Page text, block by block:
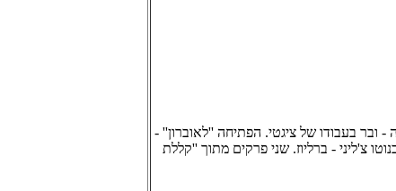
הפתיחה ל''פריישיץ'' - ובר. סונטה מס. 3 ברה - ובר בעבודו של ציגטי. הפתיחה ''לאוברון'' -
צ'ליני - ברליוז. שני פרקים מתוך ''קללת